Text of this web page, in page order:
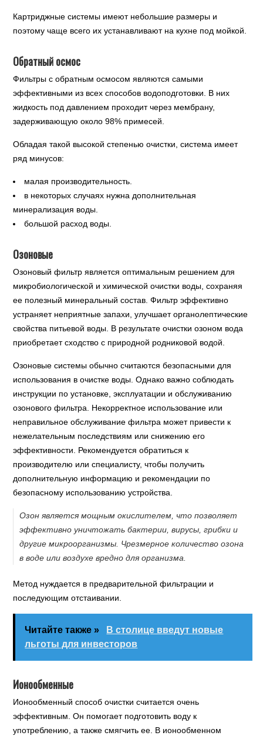
Картриджные системы имеют небольшие размеры и
поэтому чаще всего их устанавливают на кухне под мойкой.
Обратный осмос
Фильтры с обратным осмосом являются самыми
эффективными из всех способов водоподготовки. В них
жидкость под давлением проходит через мембрану,
задерживающую около 98% примесей.
Обладая такой высокой степенью очистки, система имеет
ряд минусов:
малая производительность.
в некоторых случаях нужна дополнительная
минерализация воды.
большой расход воды.
Озоновые
Озоновый фильтр является оптимальным решением для
микробиологической и химической очистки воды, сохраняя
ее полезный минеральный состав. Фильтр эффективно
устраняет неприятные запахи, улучшает органолептические
свойства питьевой воды. В результате очистки озоном вода
приобретает сходство с природной родниковой водой.
Озоновые системы обычно считаются безопасными для
использования в очистке воды. Однако важно соблюдать
инструкции по установке, эксплуатации и обслуживанию
озонового фильтра. Некорректное использование или
неправильное обслуживание фильтра может привести к
нежелательным последствиям или снижению его
эффективности. Рекомендуется обратиться к
производителю или специалисту, чтобы получить
дополнительную информацию и рекомендации по
безопасному использованию устройства.
Озон является мощным окислителем, что позволяет
эффективно уничтожать бактерии, вирусы, грибки и
другие микроорганизмы. Чрезмерное количество озона
в воде или воздухе вредно для организма.
Метод нуждается в предварительной фильтрации и
последующим отстаивании.
Читайте также »
В столице введут новые
льготы для инвесторов
Ионообменные
Ионообменный способ очистки считается очень
эффективным. Он помогает подготовить воду к
употреблению, а также смягчить ее. В ионообменном